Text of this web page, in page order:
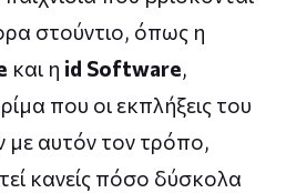
στούντιο, όπως η
και η id Software,
που οι εκπλήξεις του
αυτόν τον τρόπο,
κανείς πόσο δύσκολα